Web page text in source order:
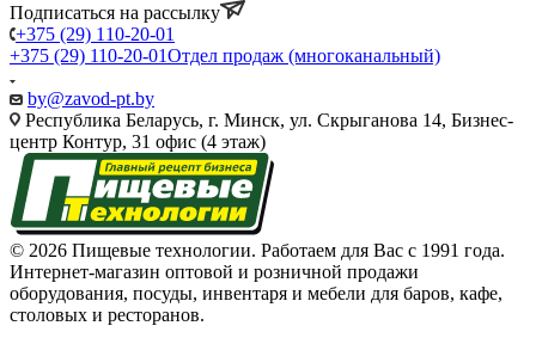
Подписаться на рассылку
+375 (29) 110-20-01
+375 (29) 110-20-01Отдел продаж (многоканальный)
by@zavod-pt.by
Республика Беларусь, г. Минск, ул. Скрыганова 14, Бизнес-
центр Контур, 31 офис (4 этаж)
© 2026 Пищевые технологии. Работаем для Вас с 1991 года.
Интернет-магазин оптовой и розничной продажи
оборудования, посуды, инвентаря и мебели для баров, кафе,
столовых и ресторанов.